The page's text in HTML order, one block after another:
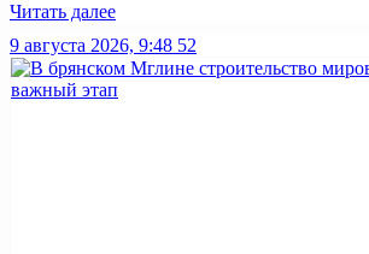
Читать далее
9 августа 2026, 9:48 52